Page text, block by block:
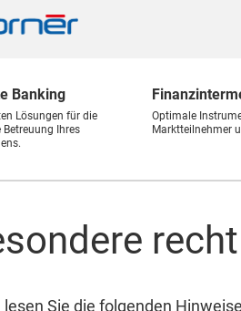
Banking
Lösungen für die
Ihres
Finanz
Optimale
Marktteilnehmer
lesen Sie die folgenden